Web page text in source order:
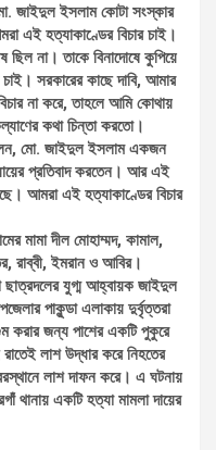
জাইদুল ইসলাম কোটা সংস্কার
এই হত্যাকাণ্ডের বিচার চাই।
না। তাকে বিনাদোষে কুপিয়ে
সরকারের কাছে দাবি, আমার
না করে, তাহলে আমি কোথায়
কথা চিন্তা করতো।
মো. জাইদুল ইসলাম একজন
প্রতিবাদ করতেন। আর এই
আমরা এই হত্যাকাণ্ডের বিচার
মামা দীল মোহাম্মদ, কামাল,
রাব্বী, ইমরান ও আবির।
যুগ্ম আহ্বায়ক জাইদুল
পাকুন্ডা এলাকায় দুর্বৃত্তরা
করার জন্য পাশের একটি পুকুরে
রাতেই লাশ উদ্ধার করে নিহতের
লাশ দাফন করে। এ ঘটনায়
থানায় একটি হত্যা মামলা দায়ের